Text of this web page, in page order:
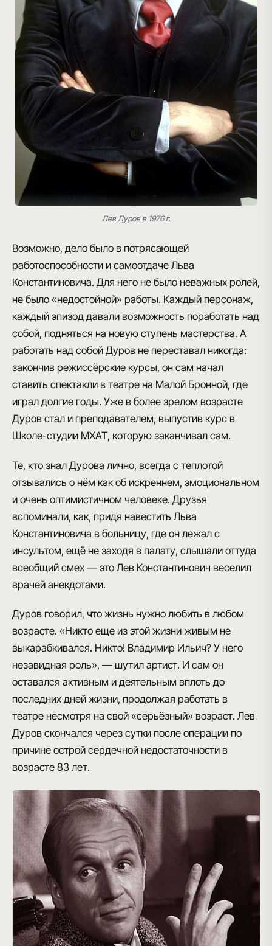
Лев Дуров в 1976 г.
Возможно, дело было в потрясающей
работоспособности и самоотдаче Льва
Константиновича. Для него не было неважных ролей,
не было «недостойной» работы. Каждый персонаж,
каждый эпизод давали возможность поработать над
собой, подняться на новую ступень мастерства. А
работать над собой Дуров не переставал никогда:
закончив режиссёрские курсы, он сам начал
ставить спектакли в театре на Малой Бронной, где
играл долгие годы. Уже в более зрелом возрасте
Дуров стал и преподавателем, выпустив курс в
Школе-студии МХАТ, которую заканчивал сам.
Те, кто знал Дурова лично, всегда с теплотой
отзывались о нём как об искреннем, эмоциональном
и очень оптимистичном человеке. Друзья
вспоминали, как, придя навестить Льва
Константиновича в больницу, где он лежал с
инсультом, ещё не заходя в палату, слышали оттуда
всеобщий смех — это Лев Константинович веселил
врачей анекдотами.
Дуров говорил, что жизнь нужно любить в любом
возрасте. «Никто еще из этой жизни живым не
выкарабкивался. Никто! Владимир Ильич? У него
незавидная роль», — шутил артист. И сам он
оставался активным и деятельным вплоть до
последних дней жизни, продолжая работать в
театре несмотря на свой «серьёзный» возраст. Лев
Дуров скончался через сутки после операции по
причине острой сердечной недостаточности в
возрасте 83 лет.